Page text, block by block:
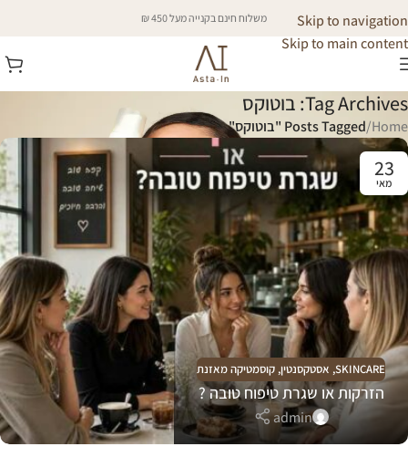
Skip to navigation
Skip to main content
משלוח חינם בקנייה מעל 450 ₪
Tag Archives: בוטוקס
Home
/Posts Tagged "בוטוקס"
23
מאי
SKINCARE
, אסטקסנטין, קוסמטיקה מאזנת
הזרקות או שגרת טיפוח טובה ?
admin